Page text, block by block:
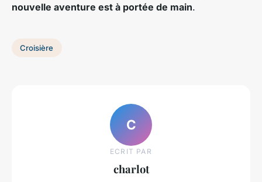
nouvelle aventure est à portée de main.
Croisière
C
ECRIT PAR
charlot